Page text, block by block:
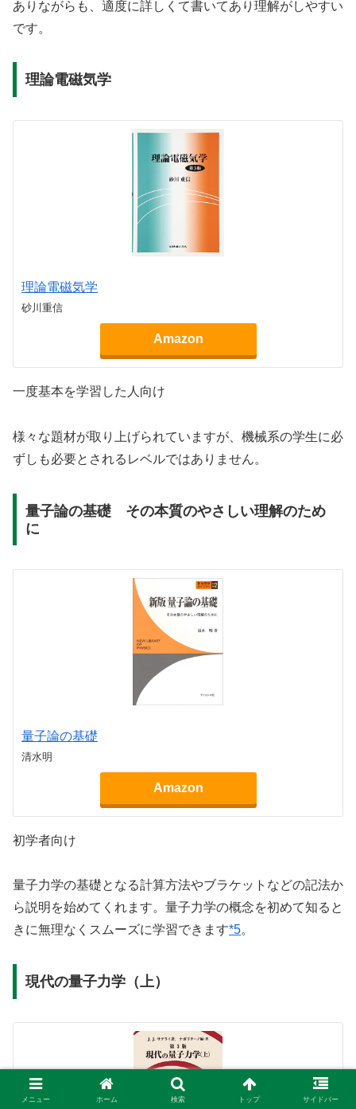
ありながらも、適度に詳しくて書いてあり理解がしやすい
です。
理論電磁気学
理論電磁気学
砂川重信
Amazon
一度基本を学習した人向け
様々な題材が取り上げられていますが、機械系の学生に必
ずしも必要とされるレベルではありません。
量子論の基礎 その本質のやさしい理解のため
に
量子論の基礎
清水明
Amazon
初学者向け
量子力学の基礎となる計算方法やブラケットなどの記法か
ら説明を始めてくれます。量子力学の概念を初めて知ると
きに無理なくスムーズに学習できます*5。
現代の量子力学（上）
メニュー ホーム 検索 トップ サイドバー